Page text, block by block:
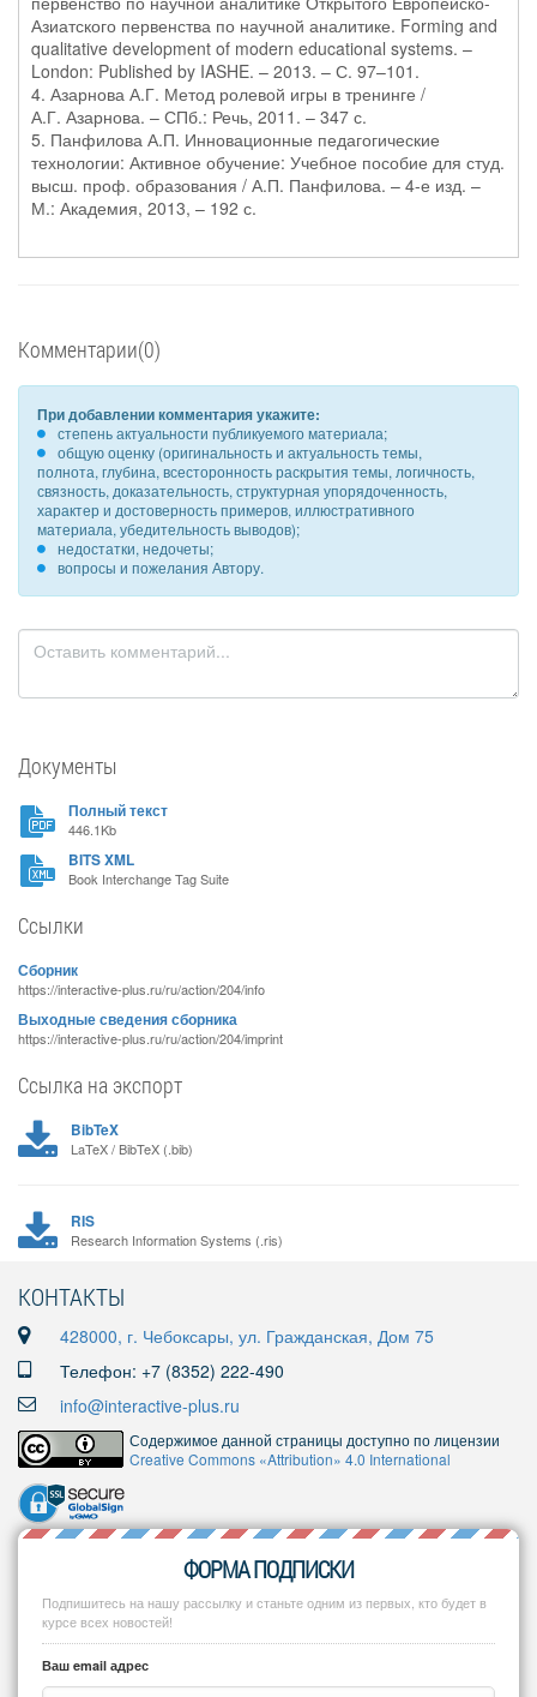
Азиатского первенства по научной аналитике. Forming and
qualitative development of modern educational systems. –
London: Published by IASHE. – 2013. – С. 97–101.
4. Азарнова А.Г. Метод ролевой игры в тренинге /
А.Г. Азарнова. – СПб.: Речь, 2011. – 347 с.
5. Панфилова А.П. Инновационные педагогические
технологии: Активное обучение: Учебное пособие для студ.
высш. проф. образования / А.П. Панфилова. – 4-е изд. –
М.: Академия, 2013, – 192 с.
Комментарии(0)
При добавлении комментария укажите:
степень актуальности публикуемого материала;
общую оценку (оригинальность и актуальность темы,
полнота, глубина, всесторонность раскрытия темы, логичность,
связность, доказательность, структурная упорядоченность,
характер и достоверность примеров, иллюстративного
материала, убедительность выводов);
недостатки, недочеты;
вопросы и пожелания Автору.
Документы
Полный текст
446.1Kb
BITS XML
Book Interchange Tag Suite
Ссылки
Сборник
https://interactive-plus.ru/ru/action/204/info
Выходные сведения сборника
https://interactive-plus.ru/ru/action/204/imprint
Ссылка на экспорт
BibTeX
LaTeX / BibTeX (.bib)
RIS
Research Information Systems (.ris)
КОНТАКТЫ
428000, г. Чебоксары, ул. Гражданская, Дом 75
Телефон: +7 (8352) 222-490
info@interactive-plus.ru
Содержимое данной страницы доступно по лицензии
Creative Commons «Attribution» 4.0 International
ФОРМА ПОДПИСКИ
Подпишитесь на нашу рассылку и станьте одним из первых, кто будет в
курсе всех новостей!
Ваш email адрес